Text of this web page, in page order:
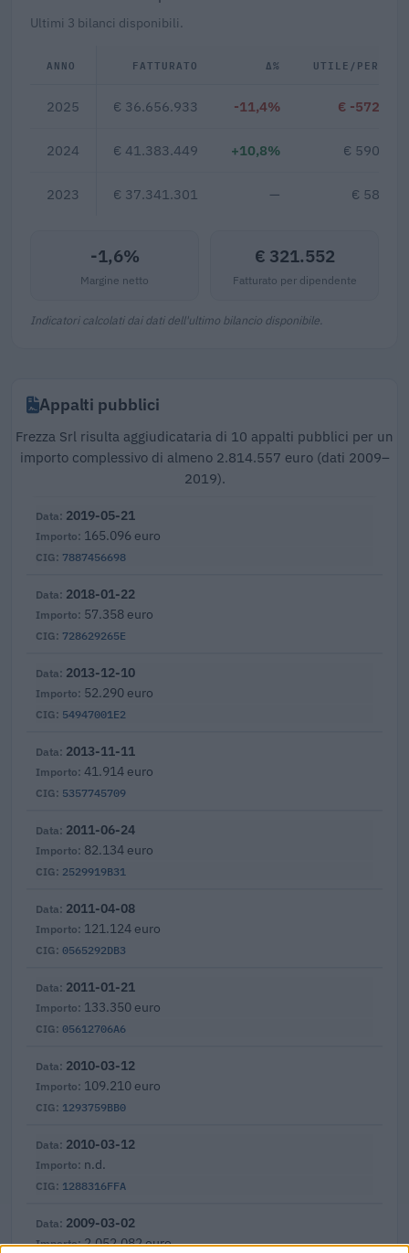
Ultimi 3 bilanci disponibili.
ANNO FATTURATO Δ% UTILE/PERDITA
2025 € 36.656.933 -11,4% € -572.074
2024 € 41.383.449 +10,8% € 590.425
2023 € 37.341.301 — € 58.810
-1,6%
Margine netto
€ 321.552
Fatturato per dipendente
Indicatori calcolati dai dati dell'ultimo bilancio disponibile.
Appalti pubblici
Frezza Srl risulta aggiudicataria di 10 appalti pubblici per un
importo complessivo di almeno 2.814.557 euro (dati 2009–
2019).
7887456698
2019-05-21
165.096 euro
728629265E
2018-01-22
57.358 euro
54947001E2
2013-12-10
52.290 euro
5357745709
2013-11-11
41.914 euro
2529919B31
2011-06-24
82.134 euro
0565292DB3
2011-04-08
121.124 euro
05612706A6
2011-01-21
133.350 euro
1293759BB0
2010-03-12
109.210 euro
1288316FFA
2010-03-12
n.d.
2009-03-02
2.052.082 euro